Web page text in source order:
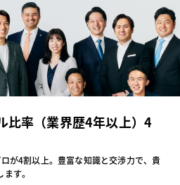
比率（業界歴4年以上）4
が4割以上。豊富な知識と交渉力で、貴
す。